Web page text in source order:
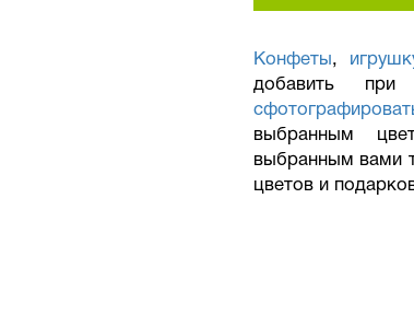
Конфеты,
добавить
выбранным
выбранным вами
цветов и